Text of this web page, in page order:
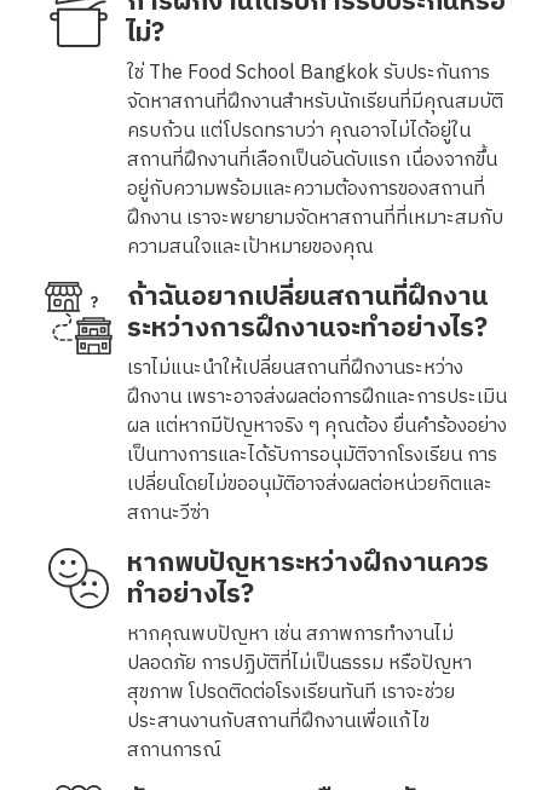
ไม่?
ใช่ The Food School Bangkok รับประกันการ
จัดหาสถานที่ฝึกงานสำหรับนักเรียนที่มีคุณสมบัติ
ครบถ้วน แต่โปรดทราบว่า คุณอาจไม่ได้อยู่ใน
สถานที่ฝึกงานที่เลือกเป็นอันดับแรก เนื่องจากขึ้น
อยู่กับความพร้อมและความต้องการของสถานที่
ฝึกงาน เราจะพยายามจัดหาสถานที่ที่เหมาะสมกับ
ความสนใจและเป้าหมายของคุณ
ถ้าฉันอยากเปลี่ยนสถานที่ฝึกงาน
ระหว่างการฝึกงานจะทำอย่างไร?
เราไม่แนะนำให้เปลี่ยนสถานที่ฝึกงานระหว่าง
ฝึกงาน เพราะอาจส่งผลต่อการฝึกและการประเมิน
ผล แต่หากมีปัญหาจริง ๆ คุณต้อง ยื่นคำร้องอย่าง
เป็นทางการและได้รับการอนุมัติจากโรงเรียน การ
เปลี่ยนโดยไม่ขออนุมัติอาจส่งผลต่อหน่วยกิตและ
สถานะวีซ่า
หากพบปัญหาระหว่างฝึกงานควร
ทำอย่างไร?
หากคุณพบปัญหา เช่น สภาพการทำงานไม่
ปลอดภัย การปฏิบัติที่ไม่เป็นธรรม หรือปัญหา
สุขภาพ โปรดติดต่อโรงเรียนทันที เราจะช่วย
ประสานงานกับสถานที่ฝึกงานเพื่อแก้ไข
สถานการณ์